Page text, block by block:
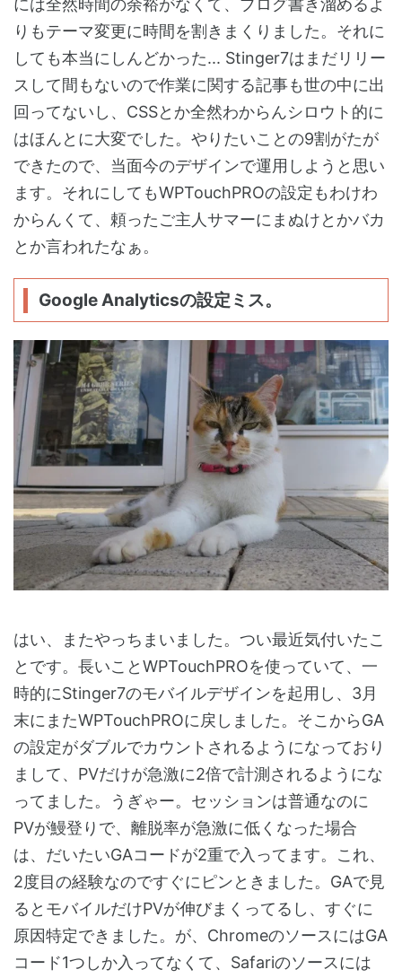
には全然時間の余裕がなくて、ブログ書き溜めるよ
りもテーマ変更に時間を割きまくりました。それに
しても本当にしんどかった... Stinger7はまだリリー
スして間もないので作業に関する記事も世の中に出
回ってないし、CSSとか全然わからんシロウト的に
はほんとに大変でした。やりたいことの9割がたが
できたので、当面今のデザインで運用しようと思い
ます。それにしてもWPTouchPROの設定もわけわ
からんくて、頼ったご主人サマーにまぬけとかバカ
とか言われたなぁ。
Google Analyticsの設定ミス。
はい、またやっちまいました。つい最近気付いたこ
とです。長いことWPTouchPROを使っていて、一
時的にStinger7のモバイルデザインを起用し、3月
末にまたWPTouchPROに戻しました。そこからGA
の設定がダブルでカウントされるようになっており
まして、PVだけが急激に2倍で計測されるようにな
ってました。うぎゃー。セッションは普通なのに
PVが鰻登りで、離脱率が急激に低くなった場合
は、だいたいGAコードが2重で入ってます。これ、
2度目の経験なのですぐにピンときました。GAで見
るとモバイルだけPVが伸びまくってるし、すぐに
原因特定できました。が、ChromeのソースにはGA
コード1つしか入ってなくて、Safariのソースには